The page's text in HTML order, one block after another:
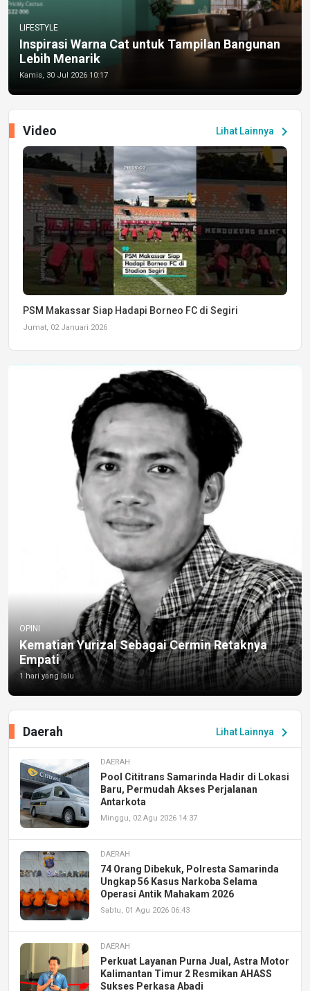
LIFESTYLE
Inspirasi Warna Cat untuk Tampilan Bangunan
Lebih Menarik
Kamis, 30 Jul 2026 10:17
Lihat Lainnya chevron_right
Video
PSM Makassar Siap Hadapi Borneo FC di Segiri
Jumat, 02 Januari 2026
OPINI
Kematian Yurizal Sebagai Cermin Retaknya
Empati
1 hari yang lalu
Lihat Lainnya chevron_right
Daerah
DAERAH
Pool Cititrans Samarinda Hadir di Lokasi
Baru, Permudah Akses Perjalanan
Antarkota
Minggu, 02 Agu 2026 14:37
DAERAH
74 Orang Dibekuk, Polresta Samarinda
Ungkap 56 Kasus Narkoba Selama
Operasi Antik Mahakam 2026
Sabtu, 01 Agu 2026 06:43
DAERAH
Perkuat Layanan Purna Jual, Astra Motor
Kalimantan Timur 2 Resmikan AHASS
Sukses Perkasa Abadi